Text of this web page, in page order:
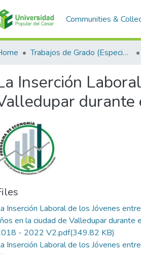
Communities &
Trabajos de Grado (Especializaciones y Pregrados)
Inserción
Inserción Laboral de los Jóvenes
en la ciudad de Valledupar durante
- 2022 V2.pdf(349.82 KB)
Inserción Laboral de los Jóvenes